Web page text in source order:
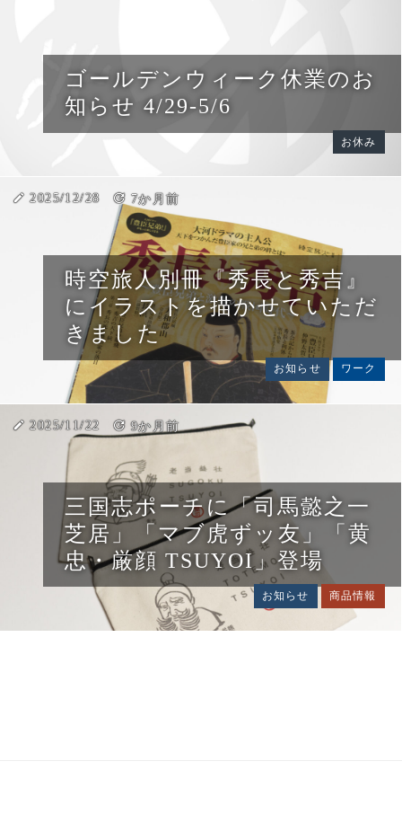
ゴールデンウィーク休業のお
知らせ 4/29-5/6
お休み
時空旅人別冊『秀長と秀吉』
にイラストを描かせていただ
きました
お知らせ ワーク
create 2025/12/28 update 7か月前
三国志ポーチに「司馬懿之一
芝居」「マブ虎ずッ友」「黄
忠・厳顔 TSUYOI」登場
お知らせ 商品情報
create 2025/11/22 update 9か月前